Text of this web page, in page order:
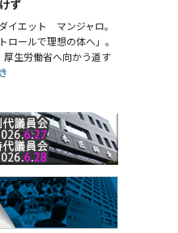
ず
イエット マンジャロ。
ロールで理想の体へ」。
厚生労働省へ向かう道す